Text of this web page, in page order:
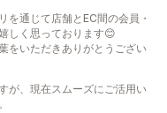
を通じて店舗とEC間の会員・
しく思っております😊
をいただきありがとうござい
が、現在スムーズにご活用い